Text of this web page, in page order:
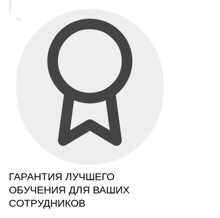
ГАРАНТИЯ ЛУЧШЕГО
ОБУЧЕНИЯ ДЛЯ ВАШИХ
СОТРУДНИКОВ